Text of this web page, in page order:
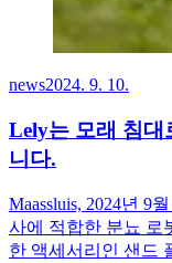
news2024. 9. 10.
Lely는 모래 침대
니다.
Maassluis, 2024년 9
사에 적합한 분뇨 로
한 액세서리인 샌드